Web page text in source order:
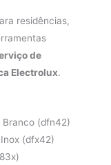
residências,
de
Electrolux.
Branco (dfn42)
(dfx42)